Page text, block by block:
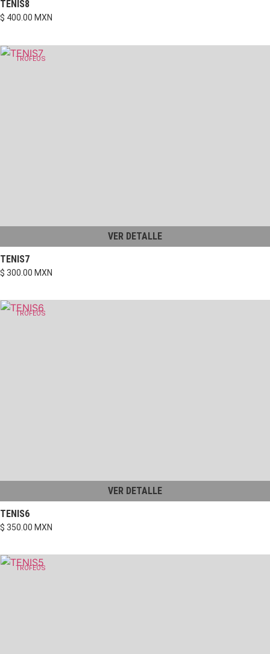
TENIS8
$ 400.00 MXN
TROFEOS
VER DETALLE
TENIS7
$ 300.00 MXN
TROFEOS
VER DETALLE
TENIS6
$ 350.00 MXN
TROFEOS